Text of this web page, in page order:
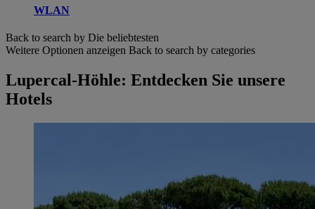
WLAN
Back to search by Die beliebtesten
Weitere Optionen anzeigen Back to search by categories
Lupercal-Höhle: Entdecken Sie unsere
Hotels